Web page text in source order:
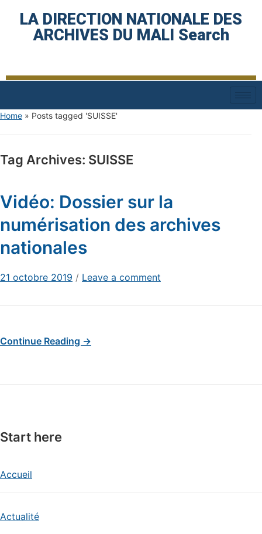
LA DIRECTION NATIONALE DES
ARCHIVES DU MALI Search
Home » Posts tagged 'SUISSE'
Tag Archives: SUISSE
Start here
Accueil
Actualité
Vidéo: Dossier sur la
numérisation des archives
nationales
21 octobre 2019 / Leave a comment
Continue Reading →